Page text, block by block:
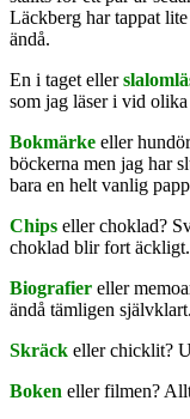
Läckberg har tappat
ändå.
En i taget eller
som jag läser i vid
Bokmärke eller
böckerna men jag har
bara en helt vanlig
Chips eller choklad?
choklad blir fort äckligt.
Biografier eller
ändå tämligen självklart.
Skräck eller chicklit?
Boken eller filmen?